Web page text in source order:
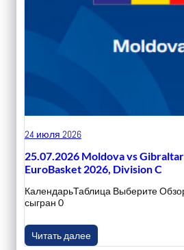
24 июля 2026
25.07.2026 Moldova vs
EuroBasket 2026, Division C
КалендарьТаблица Выберите
сыгран 0
Читать далее